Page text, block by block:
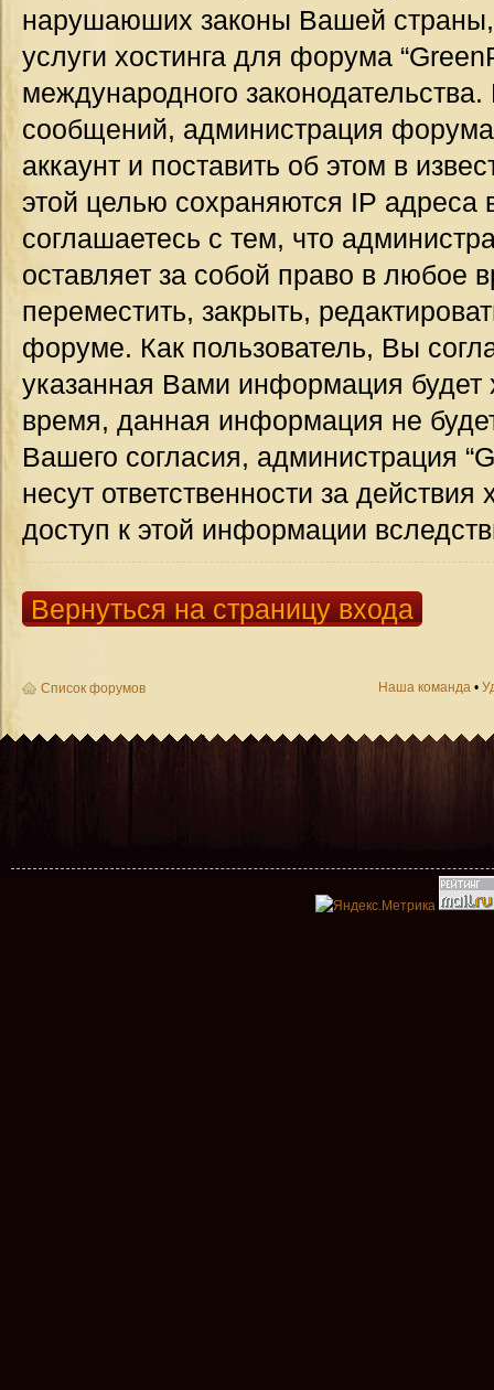
нарушаюших законы Вашей страны,
услуги хостинга для форума
международного
сообщений, администрация
аккаунт и поставить об этом в
этой целью сохраняются IP
соглашаетесь с тем, что
оставляет за собой право в любое
переместить, закрыть,
форуме. Как пользователь, Вы
указанная Вами информация будет
время, данная информация не
Вашего согласия, администрация
несут ответственности за
доступ к этой информации
Вернуться на страницу входа
Список форумов Наша команда •